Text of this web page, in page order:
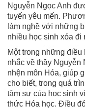
Nguyễn Ngọc Anh
tuyến yêu mến.
làm nghề với những
nhiều học sinh xóa đi
Một trong những
nhắc về thầy Nguyễn
nhện môn Hóa, giúp
cho biết, trong quá
tâm sự của học sinh
thức Hóa học. Điều